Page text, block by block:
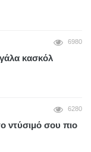
6980
κασκόλ
6280
ντύσιμό σου πιο